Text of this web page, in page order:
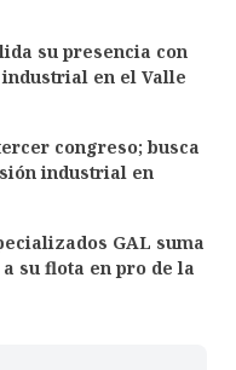
su presencia con
en el Valle
congreso; busca
industrial en
GAL suma
a su flota en pro de la